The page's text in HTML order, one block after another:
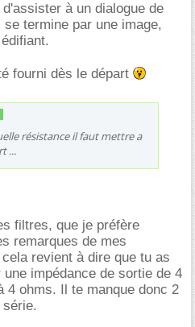
à un dialogue de
termine par une image,
fourni dès le départ
résistance il faut mettre a
...
filtres, que je préfère
remarques de mes
revient à dire que tu as
impédance de sortie de 4
4 ohms. Il te manque donc 2
série.